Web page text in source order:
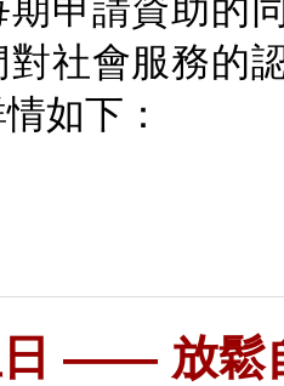
期申請資助的
對社會服務的
如下：
—— 放鬆